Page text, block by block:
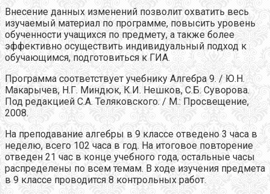
Внесение данных изменений позволит охватить весь
изучаемый материал по программе, повысить уровень
обученности учащихся по предмету, а также более
эффективно осуществить индивидуальный подход к
обучающимся, подготовиться к ГИА.
Программа соответствует учебнику Алгебра 9. / Ю.Н.
Макарычев, Н.Г. Миндюк, К.И. Нешков, С.Б. Суворова.
Под редакцией С.А. Теляковского. / М.: Просвещение,
2008.
На преподавание алгебры в 9 классе отведено 3 часа в
неделю, всего 102 часа в год. На итоговое повторение
отведен 21 час в конце учебного года, остальные часы
распределены по всем темам. В ходе изучения предмета
в 9 классе проводится 8 контрольных работ.